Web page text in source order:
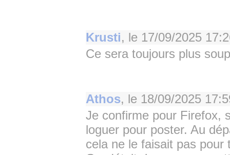
Krusti, le 17/09/2025
Ce sera toujours plus
Athos, le 18/09/2025
Je confirme pour Firefox,
loguer pour poster. Au
cela ne le faisait pas pour